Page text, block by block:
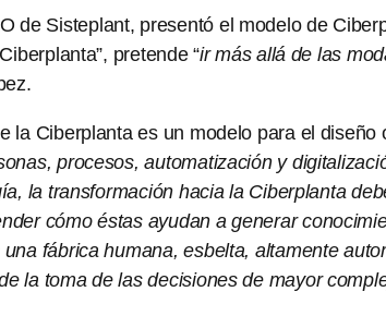
de Sisteplant, presentó el modelo de
pretende “ir más allá de las
la Ciberplanta es un modelo para el
procesos, automatización y
la transformación hacia la Ciberplanta
cómo éstas ayudan a generar
una fábrica humana, esbelta, altamente
la toma de las decisiones de mayor